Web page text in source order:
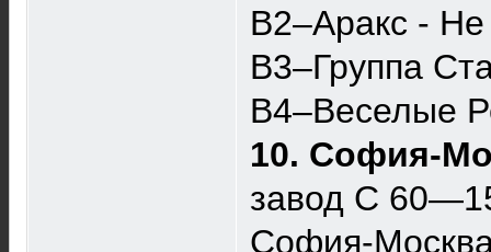
B2–Аракс -
B3–Группа
B4–Веселые
10. София-
завод С
София-